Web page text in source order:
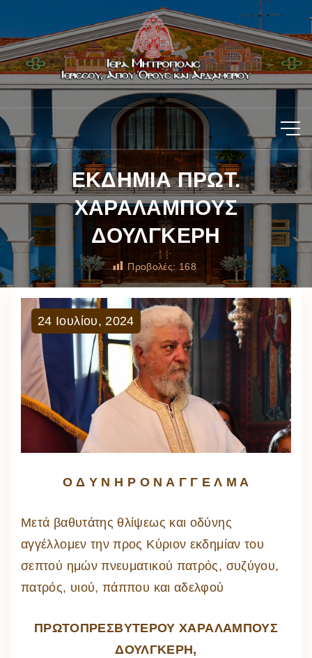
ΕΚΔΗΜΙΑ ΠΡΩΤ.
ΧΑΡΑΛΑΜΠΟΥΣ
ΔΟΥΛΓΚΕΡΗ
Προβολές: 168
24 Ιουλίου, 2024
Ο Δ Υ Ν Η Ρ Ο Ν Α Γ Γ Ε Λ Μ Α
Μετά βαθυτάτης θλίψεως και οδύνης
αγγέλλομεν την προς Κύριον εκδημίαν του
σεπτού ημών πνευματικού πατρός, συζύγου,
πατρός, υιού, πάππου και αδελφού
ΠΡΩΤΟΠΡΕΣΒΥΤΕΡΟΥ ΧΑΡΑΛΑΜΠΟΥΣ
ΔΟΥΛΓΚΕΡΗ,